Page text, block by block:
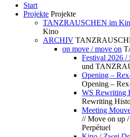
Start
Projekte Projekte
TANZRAUSCHEN im
Kino
ARCHIV
on move / move on
Festival 2026 /
und
Opening –
Opening –
WS Rewriting
Rewriting
Meeting
// Move on up
Perpétuel